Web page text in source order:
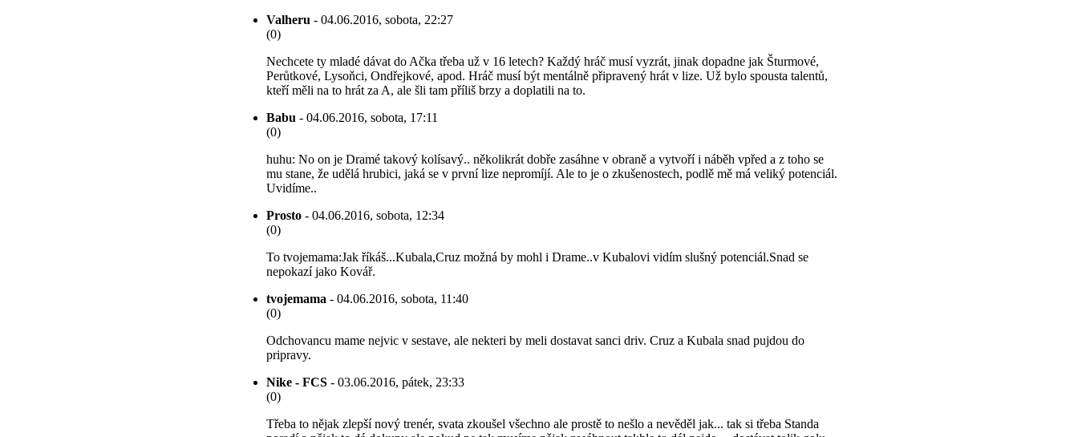
Valheru - 04.06.2016, sobota, 22:27
(0)
Nechcete ty mladé dávat do Ačka třeba už v 16 letech? Každý hráč musí vyzrát, jinak dopadne jak Šturmové,
Perůtkové, Lysoňci, Ondřejkové, apod. Hráč musí být mentálně připravený hrát v lize. Už bylo spousta talentů,
kteří měli na to hrát za A, ale šli tam příliš brzy a doplatili na to.
Babu - 04.06.2016, sobota, 17:11
(0)
huhu: No on je Dramé takový kolísavý.. několikrát dobře zasáhne v obraně a vytvoří i náběh vpřed a z toho se
mu stane, že udělá hrubici, jaká se v první lize nepromíjí. Ale to je o zkušenostech, podlě mě má veliký potenciál.
Uvidíme..
Prosto - 04.06.2016, sobota, 12:34
(0)
To tvojemama:Jak říkáš...Kubala,Cruz možná by mohl i Drame..v Kubalovi vidím slušný potenciál.Snad se
nepokazí jako Kovář.
tvojemama - 04.06.2016, sobota, 11:40
(0)
Odchovancu mame nejvic v sestave, ale nekteri by meli dostavat sanci driv. Cruz a Kubala snad pujdou do
pripravy.
Nike - FCS - 03.06.2016, pátek, 23:33
(0)
Třeba to nějak zlepší nový trenér, svata zkoušel všechno ale prostě to nešlo a nevěděl jak... tak si třeba Standa